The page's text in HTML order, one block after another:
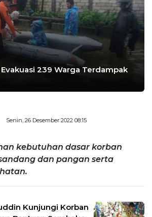
Evakuasi 239 Warga Terdampak
Senin, 26 Desember 2022 08:15
kebutuhan dasar korban
dan pangan serta
Kunjungi Korban